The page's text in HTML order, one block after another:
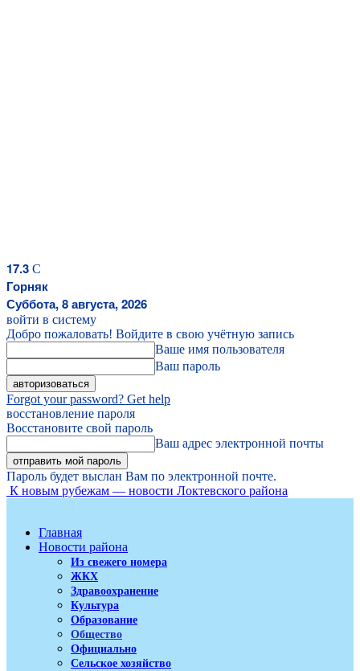
17.3 C
Горняк
Суббота, 8 августа, 2026
войти в систему
Добро пожаловать! Войдите в свою учётную запись
Ваше имя пользователя
Ваш пароль
Forgot your password? Get help
восстановление пароля
Восстановите свой пароль
Ваш адрес электронной почты
Пароль будет выслан Вам по электронной почте.
К новым рубежам — новости Локтевского района
Главная
Новости района
Из свежего номера
ЖКХ
Здравоохранение
Культура
Образование
Общество
Официально
Сельское хозяйство